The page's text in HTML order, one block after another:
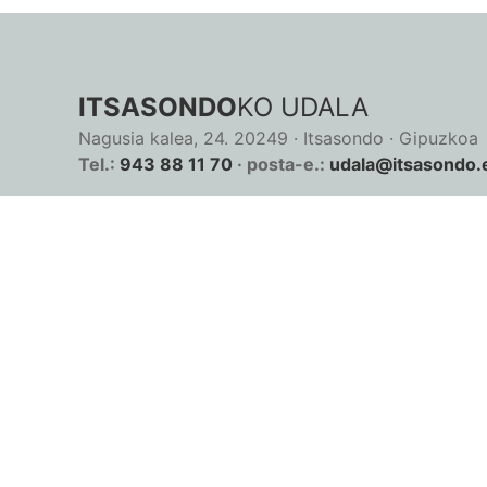
ITSASONDOKO UDALA
Nagusia kalea, 24. 20249 · Itsasondo · Gipuzkoa
Tel.: 943 88 11 70 · posta-e.: